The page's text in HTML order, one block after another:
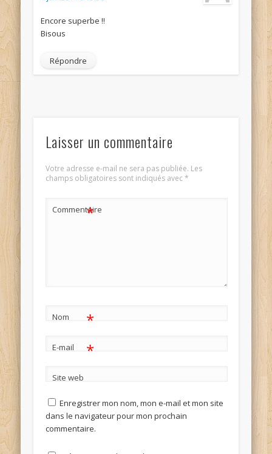
Encore superbe !!
Bisous
Répondre
Laisser un commentaire
Votre adresse e-mail ne sera pas publiée. Les
champs obligatoires sont indiqués avec*
Commentaire
*
Nom *
E-mail *
Site web
Enregistrer mon nom, mon e-mail et mon site
dans le navigateur pour mon prochain
commentaire.